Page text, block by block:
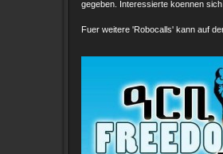
gegeben. Interessierte koennen
Fuer weitere 'Robocalls' kann auf